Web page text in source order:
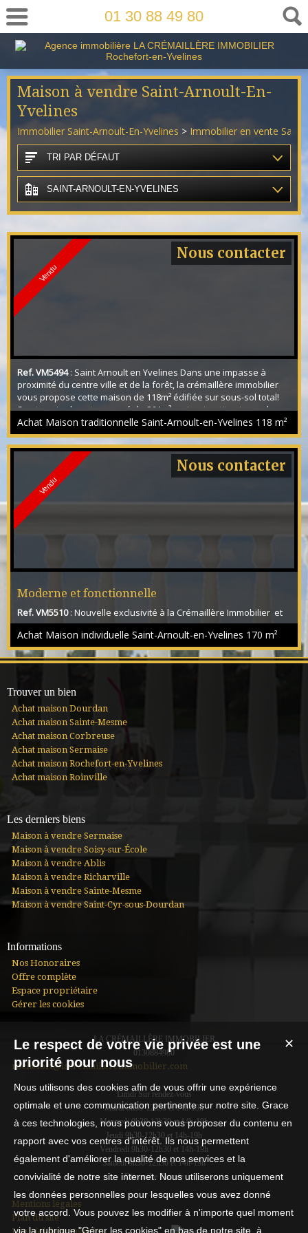
01 30 88 49 80
Maison à vendre Saint-Arnoult-En-
Yvelines
Immobilier Saint-Arnoult-En-Yvelines > Immobilier en vente
TRI PAR DÉFAUT
SAINT-ARNOULT-EN-YVELINES
Vendu
Ref. VM5494: Saint Arnoult en Yvelines Dans une impasse à
proximité du centre ville et de la forêt, la crémaillère immobilier
vous propose cette maison de 118m² édifiée sur sous-sol total!
Son terrain clos et paysagé de 864m² raviront petits et grands,
son séjour avec cheminée et véranda permettront d'accueillir
famille et amis, sa cuisine équipée avec accès sous-sol
faciliteront le quotidien, ...
Achat Maison traditionnelle Saint-Arnoult-en-Yvelines 118 m²
Nous contacter
Vendu
Moderne et fonctionnelle
Ref. VM5510: Nouvelle exclusivité à la Crémaillère Immobilier et
un coup de coeur. Située à 2mn de Saint Arnoult en Yvelines
avec: établissements scolaires, commerces, loisirs, proches A10,
A11 à moins d'1h de Paris et à 30mn de la Zone de Courtaboeuf,
les Ulis . Superbe emplacement pour cette jolie maison de 170 m²
de façon con...
Achat Maison individuelle Saint-Arnoult-en-Yvelines 170 m²
Nous contacter
Trouver un bien
Achat maison Dourdan
Achat maison Sainte-Mesme
Achat maison Corbreuse
Achat maison Sermaise
Achat maison Rochefort-en-Yvelines
Achat maison Roinville
Les derniers biens
Maison à vendre Sermaise
Maison à vendre Soisy-sur-École
Maison à vendre Ablis
Maison à vendre Richarville
Maison à vendre Sainte-Mesme
Maison à vendre Saint-Cyr-sous-Dourdan
Informations
Nos Honoraires
Offre complète
Espace propriétaire
Gérer les cookies
LA CRÉMAILLÈRE IMMOBILIER
0130884980
rochefort@lacremaillereimmobilier.com
Lundi Sur rendez-vous
Mardi 9h30-12h30 et 14h-19h
Mercredi 9h30-12h30 et 14h-19h
Jeudi 9h30-12h30 et 14h-19h
Vendredi 9h30-12h30 et 14h-19h
Samedi 9h30-12h30 et 14h-19h
Dimanche Fermée
Mentions légales
Plan du site
✕
Le respect de votre vie privée est une
priorité pour nous
Nous utilisons des cookies afin de vous offrir une expérience
optimale et une communication pertinente sur notre site. Grace
à ces technologies, nous pouvons vous proposer du contenu en
rapport avec vos centres d'intérêt. Ils nous permettent
également d'améliorer la qualité de nos services et la
convivialité de notre site internet. Nous utiliserons uniquement
les données personnelles pour lesquelles vous avez donné
votre accord. Vous pouvez les modifier à n'importe quel moment
via la rubrique "Gérer les cookies" en bas de notre site, à